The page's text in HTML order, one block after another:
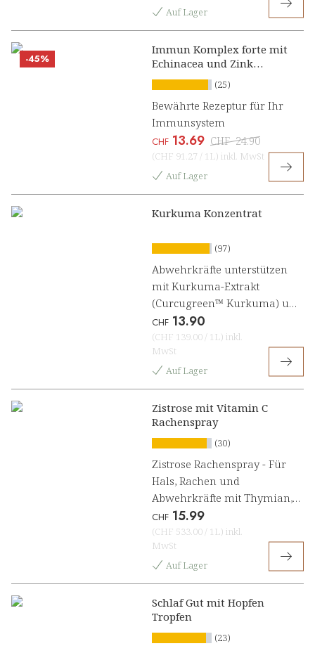
Auf Lager
-45%
Immun Komplex forte mit
Echinacea und Zink
Konzentrat (25)
Bewährte Rezeptur für Ihr
Immunsystem
CHF 13.69 CHF 24.90
(CHF 91.27 / 1L) inkl. MwSt
Auf Lager
Kurkuma Konzentrat
(97)
Abwehrkräfte unterstützen
mit Kurkuma-Extrakt
(Curcugreen™ Kurkuma) und
Vitamin C [1, 3]
CHF 13.90
(CHF 139.00 / 1L) inkl.
MwSt
Auf Lager
Zistrose mit Vitamin C
Rachenspray
(30)
Zistrose Rachenspray - Für
Hals, Rachen und
Abwehrkräfte mit Thymian,
Salbei und Vitamin C
CHF 15.99
(CHF 533.00 / 1L) inkl.
MwSt
Auf Lager
Schlaf Gut mit Hopfen
Tropfen
(23)